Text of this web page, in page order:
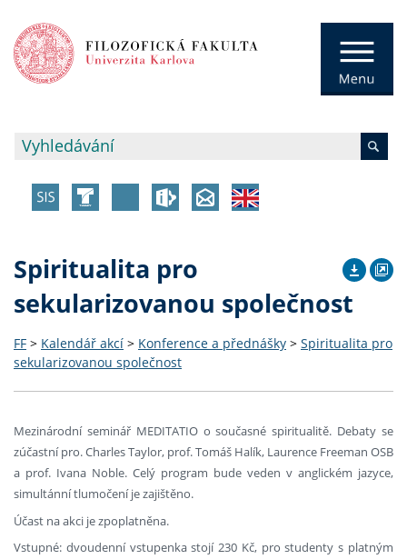
Spiritualita pro
sekularizovanou společnost
FF > Kalendář akcí > Konference a přednášky > Spiritualita pro
sekularizovanou společnost
Mezinárodní seminář MEDITATIO o současné spiritualitě. Debaty se
zúčastní pro. Charles Taylor, prof. Tomáš Halík, Laurence Freeman OSB
a prof. Ivana Noble. Celý program bude veden v anglickém jazyce,
simultánní tlumočení je zajištěno.
Účast na akci je zpoplatněna.
Vstupné: dvoudenní vstupenka stojí 230 Kč, pro studenty s platným